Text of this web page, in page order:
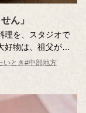
ん」
理を、スタジオで
好物は、祖父がつ
その味は、記憶
名古屋のローカ
いとき#中部地方